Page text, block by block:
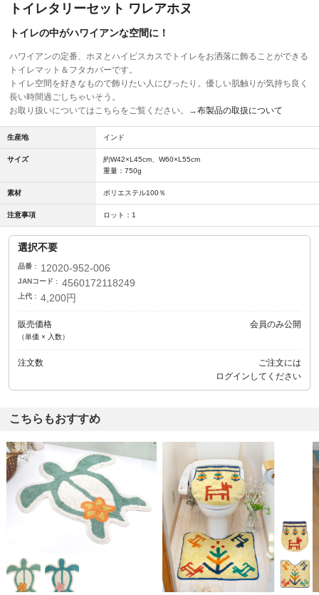
トイレタリーセット ワレアホヌ
トイレの中がハワイアンな空間に！
ハワイアンの定番、ホヌとハイビスカスでトイレをお洒落に飾ることができる
トイレマット＆フタカバーです。
トイレ空間を好きなもので飾りたい人にぴったり。優しい肌触りが気持ち良く
長い時間過ごしちゃいそう。
お取り扱いについてはこちらをご覧ください。→布製品の取扱について
生産地 インド
サイズ
約W42×L45cm、W60×L55cm
重量：750g
素材 ポリエステル100％
注意事項 ロット：1
選択不要
品番 12020-952-006
JANコード 4560172118249
上代 4,200円
販売価格
（単価 × 入数）
会員のみ公開
注文数
ご注文には
ログイン してください
こちらもおすすめ